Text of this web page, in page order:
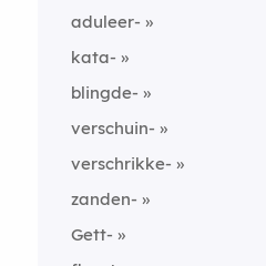
aduleer-
kata-
blingde-
verschuin-
verschrikke-
zanden-
Gett-